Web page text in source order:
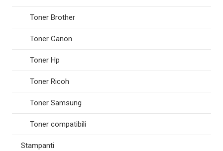
Toner Brother
Toner Canon
Toner Hp
Toner Ricoh
Toner Samsung
Toner compatibili
Stampanti